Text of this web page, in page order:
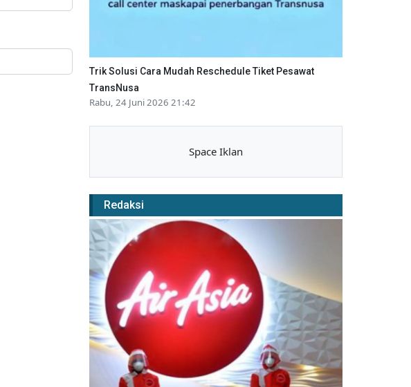
Trik Solusi Cara Mudah Reschedule Tiket Pesawat
TransNusa
Rabu, 24 Juni 2026 21:42
Space Iklan
Redaksi